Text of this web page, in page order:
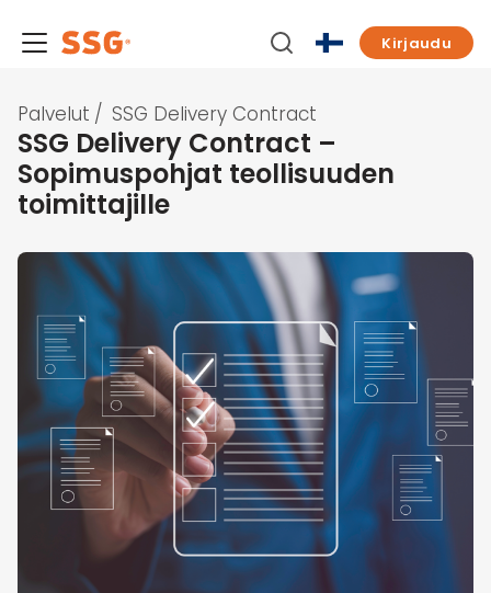
Kirjaudu
Palvelut / SSG Delivery Contract
SSG Delivery Contract –
Sopimuspohjat teollisuuden
toimittajille